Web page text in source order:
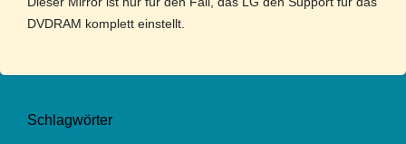
DVDRAM komplett einstellt.
Schlagwörter